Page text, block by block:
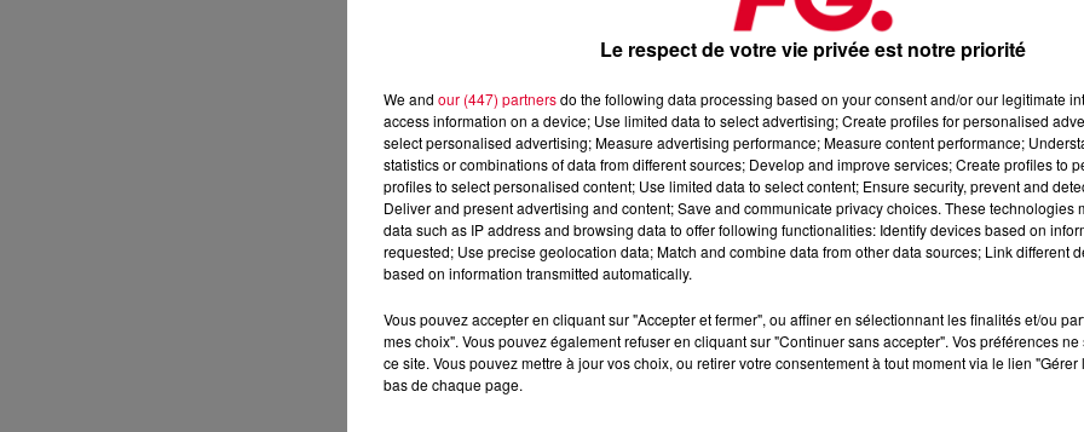
Le respect de votre vie privée est notre priorité
We and our (447) partnersdo the following data processing based on your consent and/or our legitimate
access information on a device; Use limited data to select advertising; Create profiles for personalised
select personalised advertising; Measure advertising performance; Measure content performance;
statistics or combinations of data from different sources; Develop and improve services; Create profiles to
profiles to select personalised content; Use limited data to select content; Ensure security, prevent and
Deliver and present advertising and content; Save and communicate privacy choices. These technologies
data such as IP address and browsing data to offer following functionalities: Identify devices based on
requested; Use precise geolocation data; Match and combine data from other data sources; Link different
based on information transmitted automatically.
Vous pouvez accepter en cliquant sur "Accepter et fermer", ou affiner en sélectionnant les finalités et/ou
mes choix". Vous pouvez également refuser en cliquant sur "Continuer sans accepter". Vos préférences
ce site. Vous pouvez mettre à jour vos choix, ou retirer votre consentement à tout moment via le lien
bas de chaque page.